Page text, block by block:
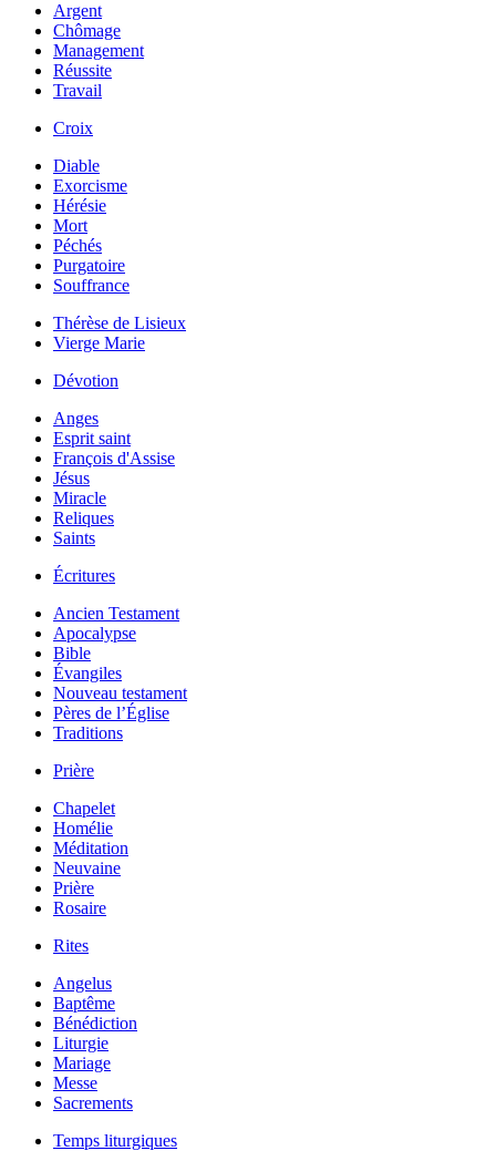
Argent
Chômage
Management
Réussite
Travail
Croix
Diable
Exorcisme
Hérésie
Mort
Péchés
Purgatoire
Souffrance
Thérèse de Lisieux
Vierge Marie
Dévotion
Anges
Esprit saint
François d'Assise
Jésus
Miracle
Reliques
Saints
Écritures
Ancien Testament
Apocalypse
Bible
Évangiles
Nouveau testament
Pères de l’Église
Traditions
Prière
Chapelet
Homélie
Méditation
Neuvaine
Prière
Rosaire
Rites
Angelus
Baptême
Bénédiction
Liturgie
Mariage
Messe
Sacrements
Temps liturgiques